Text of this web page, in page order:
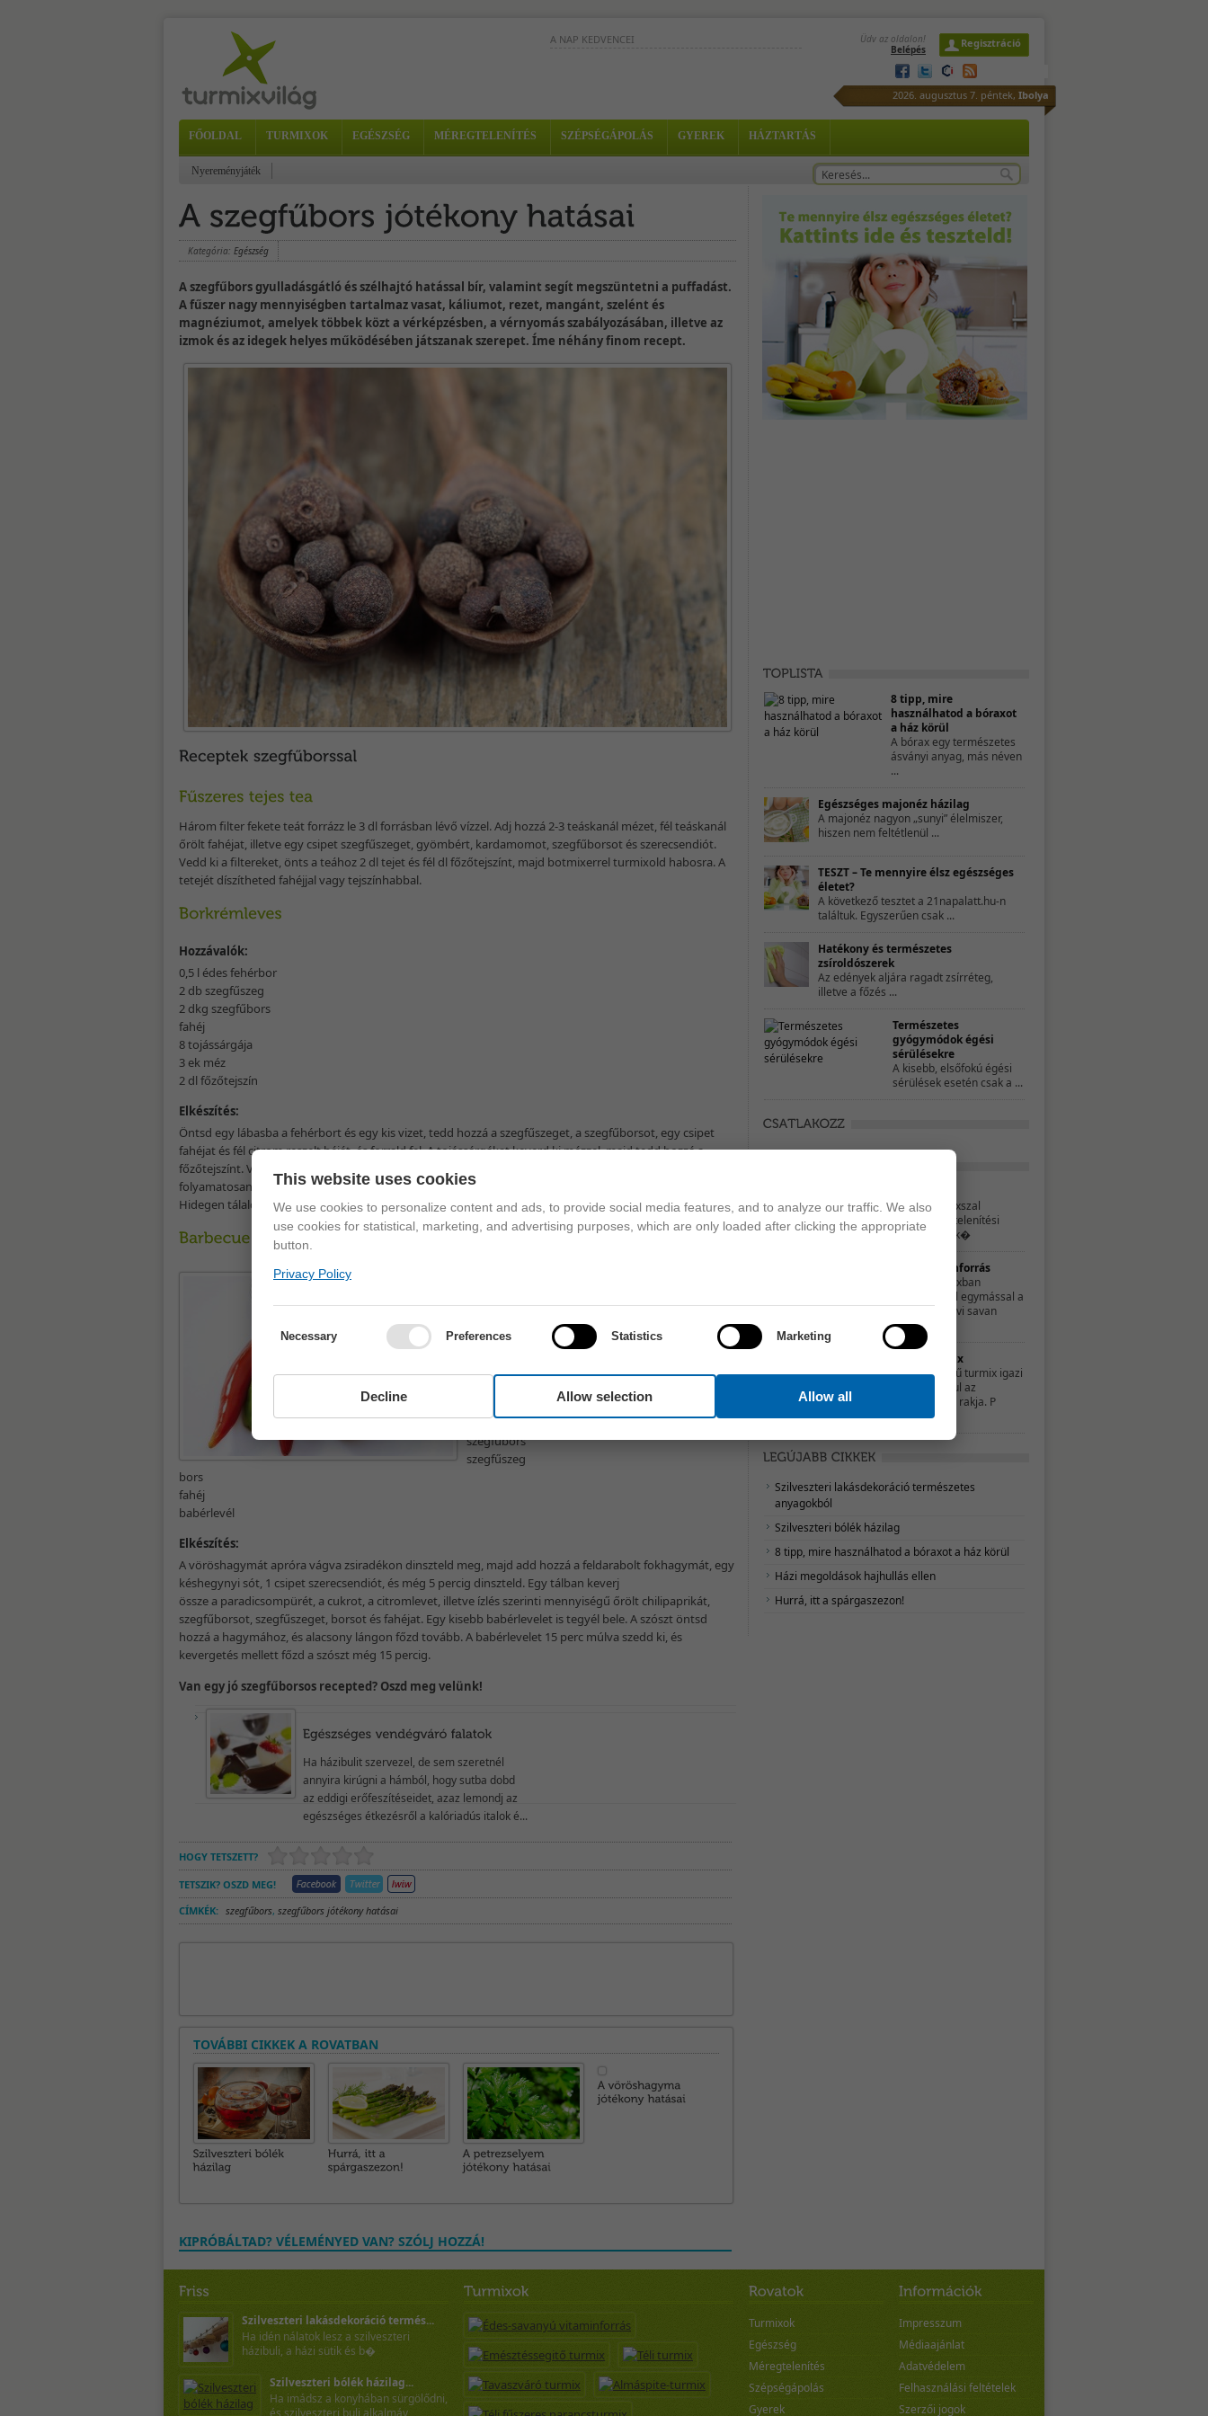
A NAP KEDVENCEI
Ez a zöldes turmix egy valódi
energiabomba és a
fertőzések legyőzésében is
Ez a rendkívül finom turmix egy nehéz
nap kezdőlökése és befejezése is lehet.
Biztosan bearanyozza a napodat! -...
Üdv az oldalon!
Belépés
Regisztráció
2026. augusztus 7. péntek, Ibolya
FŐOLDAL TURMIXOK EGÉSZSÉG MÉREGTELENÍTÉS SZÉPSÉGÁPOLÁS GYEREK HÁZTARTÁS
Nyereményjáték
Kategória: Egészség
A szegfűbors gyulladásgátló és szélhajtó hatással bír, valamint segít megszüntetni a puffadást.
A fűszer nagy mennyiségben tartalmaz vasat, káliumot, rezet, mangánt, szelént és
magnéziumot, amelyek többek közt a vérképzésben, a vérnyomás szabályozásában, illetve az
izmok és az idegek helyes működésében játszanak szerepet. Íme néhány finom recept.
Három filter fekete teát forrázz le 3 dl forrásban lévő vízzel. Adj hozzá 2-3 teáskanál mézet, fél teáskanál
őrölt fahéjat, illetve egy csipet szegfűszeget, gyömbért, kardamomot, szegfűborsot és szerecsendiót.
Vedd ki a filtereket, önts a teához 2 dl tejet és fél dl főzőtejszínt, majd botmixerrel turmixold habosra. A
tetejét díszítheted fahéjjal vagy tejszínhabbal.
Hozzávalók:
0,5 l édes fehérbor
2 db szegfűszeg
2 dkg szegfűbors
fahéj
8 tojássárgája
3 ek méz
2 dl főzőtejszín
Elkészítés:
Öntsd egy lábasba a fehérbort és egy kis vizet, tedd hozzá a szegfűszeget, a szegfűborsot, egy csipet
fahéjat és fél citrom reszelt héját, és forrald fel. A tojássárgákat keverd ki mézzel, majd tedd hozzá a
főzőtejszínt. Vedd le a bort a tűzről, és apránként keverd hozzá a masszát, majd visszatéve,
folyamatosan kevergetve addig főzd, míg be nem sűrűsödik. Ha kész, tegyél hozzá 1 marék mazsolát.
Hidegen tálald.
50 dkg paradicsompüré
őrölt chilipaprika
szegfűbors
szegfűszeg
bors
fahéj
babérlevél
Elkészítés:
A vöröshagymát apróra vágva zsiradékon dinszteld meg, majd add hozzá a feldarabolt fokhagymát, egy
késhegynyi sót, 1 csipet szerecsendiót, és még 5 percig dinszteld. Egy tálban keverj
össze a paradicsompürét, a cukrot, a citromlevet, illetve ízlés szerinti mennyiségű őrölt chilipaprikát,
szegfűborsot, szegfűszeget, borsot és fahéjat. Egy kisebb babérlevelet is tegyél bele. A szószt öntsd
hozzá a hagymához, és alacsony lángon főzd tovább. A babérlevelet 15 perc múlva szedd ki, és
kevergetés mellett főzd a szószt még 15 percig.
Van egy jó szegfűborsos recepted? Oszd meg velünk!
Ha házibulit szervezel, de sem szeretnél
annyira kirúgni a hámból, hogy sutba dobd
az eddigi erőfeszítéseidet, azaz lemondj az
egészséges étkezésről a kalóriadús italok é...
HOGY TETSZETT?
TETSZIK? OSZD MEG!
CÍMKÉK: szegfűbors, szegfűbors jótékony hatásai
TOVÁBBI CIKKEK A ROVATBAN
KIPRÓBÁLTAD? VÉLEMÉNYED VAN? SZÓLJ HOZZÁ!
8 tipp, mire
használhatod a bóraxot
a ház körül
A bórax egy természetes
ásványi anyag, más néven
...
Egészséges majonéz házilag
A majonéz nagyon „sunyi” élelmiszer,
hiszen nem feltétlenül ...
TESZT – Te mennyire élsz egészséges
életet?
A következő tesztet a 21napalatt.hu-n
találtuk. Egyszerűen csak ...
Hatékony és természetes
zsíroldószerek
Az edények aljára ragadt zsírréteg,
illetve a főzés ...
Természetes
gyógymódok égési
sérülésekre
A kisebb, elsőfokú égési
sérülések esetén csak a ...
Ezzel a bordó színű turmixszal
hozzájárulhatsz a méregtelenítési
folyamatok sikeréhez, mik�
Édes-savanyú vitaminforrás
Ebben a zamatos turmixban
tökéletesen harmonizál egymással a
sárgarépa édes íze a kivi savan
Emésztéssegitő turmix
Ez a finom narancsszínű turmix igazi
vitaminbomba, ráadásul az
emésztésedet is helyre rakja. P
Szilveszteri lakásdekoráció természetes
anyagokból
Szilveszteri bólék házilag
8 tipp, mire használhatod a bóraxot a ház körül
Házi megoldások hajhullás ellen
Hurrá, itt a spárgaszezon!
Szilveszteri lakásdekoráció termés...
Ha idén nálatok lesz a szilveszteri
házibuli, a házi sütik és b�
Szilveszteri bólék házilag...
Ha imádsz a konyhában sürgölődni,
és szilveszteri buli alkalmáv
Turmixok
Egészség
Méregtelenítés
Szépségápolás
Gyerek
Impresszum
Médiaajánlat
Adatvédelem
Felhasználási feltételek
Szerzői jogok
This website uses cookies
We use cookies to personalize content and ads, to provide social media features, and to analyze our traffic. We also
use cookies for statistical, marketing, and advertising purposes, which are only loaded after clicking the appropriate
button.
Privacy Policy
Necessary Preferences Statistics Marketing
Decline Allow selection Allow all